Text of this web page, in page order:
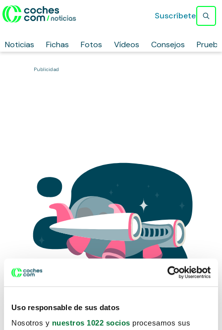
Uso responsable de sus datos
Nosotros y nuestros 1022 socios procesamos sus
Noticias Fichas Fotos Vídeos Consejos
Suscríbete
Publicidad